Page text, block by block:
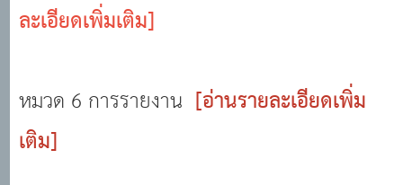
ละเอียดเพิ่มเติม]
หมวด 6 การรายงาน [อ่านรายละเอียดเพิ่ม
เติม]